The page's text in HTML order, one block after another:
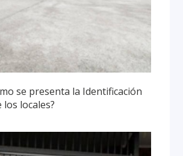
se presenta la Identificación
locales?